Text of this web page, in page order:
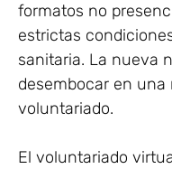
formatos no
estrictas
sanitaria. La nueva
desembocar en una
voluntariado.
El voluntariado